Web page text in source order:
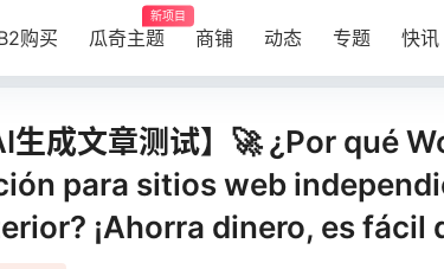
购买 瓜奇主题
新项目
商铺 动态 专题 快讯
生成文章测试】🚀 ¿Por qué
para sitios web
¡Ahorra dinero, es fácil